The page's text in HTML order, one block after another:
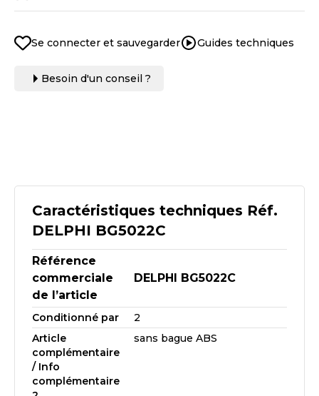
Caractéristiques techniques Réf.
DELPHI BG5022C
Référence
commerciale
de l’article
DELPHI BG5022C
Conditionné par
2
Article
complémentaire
/ Info
complémentaire
sans bague ABS
Se connecter et sauvegarder Guides techniques
Besoin d'un conseil ?